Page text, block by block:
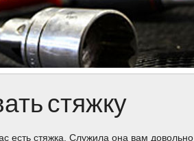
стяжку
есть стяжка. Служила она вам дοвοльно